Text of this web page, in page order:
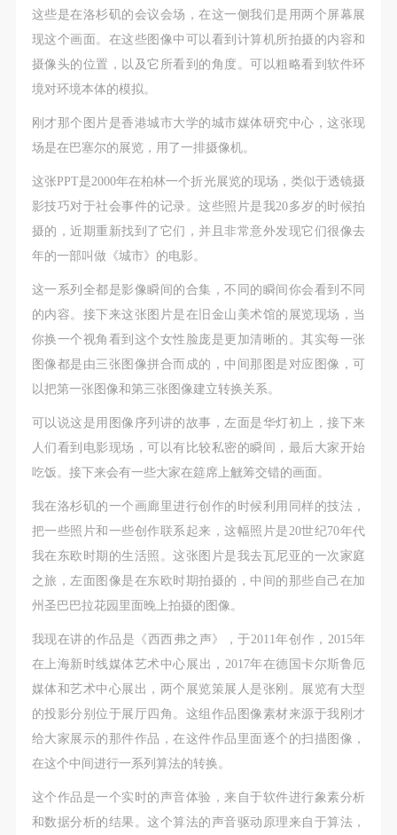
这些是在洛杉矶的会议会场，在这一侧我们是用两个屏幕展
现这个画面。在这些图像中可以看到计算机所拍摄的内容和
摄像头的位置，以及它所看到的角度。可以粗略看到软件环
境对环境本体的模拟。
刚才那个图片是香港城市大学的城市媒体研究中心，这张现
场是在巴塞尔的展览，用了一排摄像机。
这张PPT是2000年在柏林一个折光展览的现场，类似于透镜摄
影技巧对于社会事件的记录。这些照片是我20多岁的时候拍
摄的，近期重新找到了它们，并且非常意外发现它们很像去
年的一部叫做《城市》的电影。
这一系列全都是影像瞬间的合集，不同的瞬间你会看到不同
的内容。接下来这张图片是在旧金山美术馆的展览现场，当
你换一个视角看到这个女性脸庞是更加清晰的。其实每一张
图像都是由三张图像拼合而成的，中间那图是对应图像，可
以把第一张图像和第三张图像建立转换关系。
可以说这是用图像序列讲的故事，左面是华灯初上，接下来
人们看到电影现场，可以有比较私密的瞬间，最后大家开始
吃饭。接下来会有一些大家在筵席上觥筹交错的画面。
我在洛杉矶的一个画廊里进行创作的时候利用同样的技法，
把一些照片和一些创作联系起来，这幅照片是20世纪70年代
我在东欧时期的生活照。这张图片是我去瓦尼亚的一次家庭
之旅，左面图像是在东欧时期拍摄的，中间的那些自己在加
州圣巴巴拉花园里面晚上拍摄的图像。
我现在讲的作品是《西西弗之声》，于2011年创作，2015年
在上海新时线媒体艺术中心展出，2017年在德国卡尔斯鲁厄
媒体和艺术中心展出，两个展览策展人是张刚。展览有大型
的投影分别位于展厅四角。这组作品图像素材来源于我刚才
给大家展示的那件作品，在这件作品里面逐个的扫描图像，
在这个中间进行一系列算法的转换。
这个作品是一个实时的声音体验，来自于软件进行象素分析
和数据分析的结果。这个算法的声音驱动原理来自于算法，